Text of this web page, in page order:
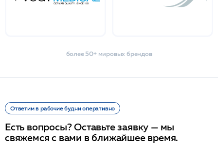
более 50+ мировых брендов
Ответим в рабочие будни оперативно
Есть вопросы? Оставьте заявку — мы
свяжемся с вами в ближайшее время.